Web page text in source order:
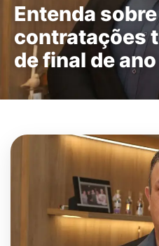
Entenda
contratações
de final de ano